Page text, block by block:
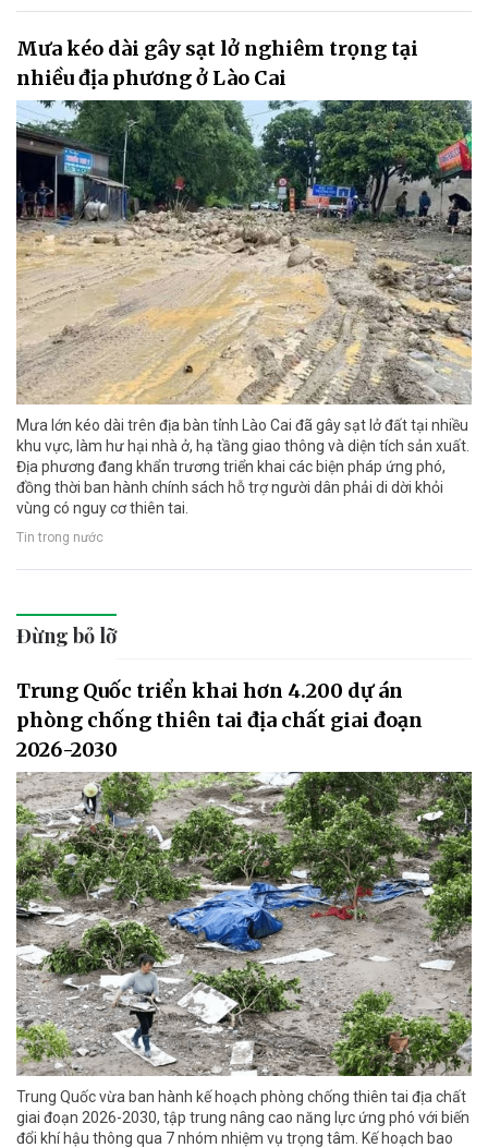
Mưa kéo dài gây sạt lở nghiêm trọng tại
nhiều địa phương ở Lào Cai
Mưa lớn kéo dài trên địa bàn tỉnh Lào Cai đã gây sạt lở đất tại nhiều
khu vực, làm hư hại nhà ở, hạ tầng giao thông và diện tích sản xuất.
Địa phương đang khẩn trương triển khai các biện pháp ứng phó,
đồng thời ban hành chính sách hỗ trợ người dân phải di dời khỏi
vùng có nguy cơ thiên tai.
Tin trong nước
Đừng bỏ lỡ
Trung Quốc triển khai hơn 4.200 dự án
phòng chống thiên tai địa chất giai đoạn
2026-2030
Trung Quốc vừa ban hành kế hoạch phòng chống thiên tai địa chất
giai đoạn 2026-2030, tập trung nâng cao năng lực ứng phó với biến
đổi khí hậu thông qua 7 nhóm nhiệm vụ trọng tâm. Kế hoạch bao